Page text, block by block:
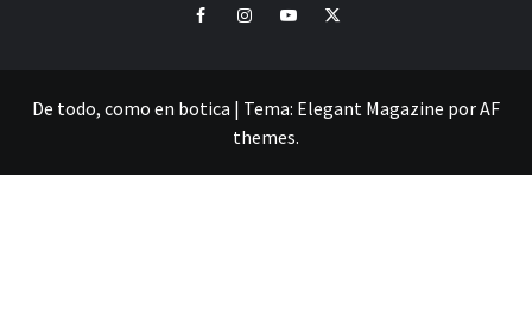
FacebookInstagramYoutubeTwitter
De todo, como en botica | Tema: Elegant Magazine porAF
themes.